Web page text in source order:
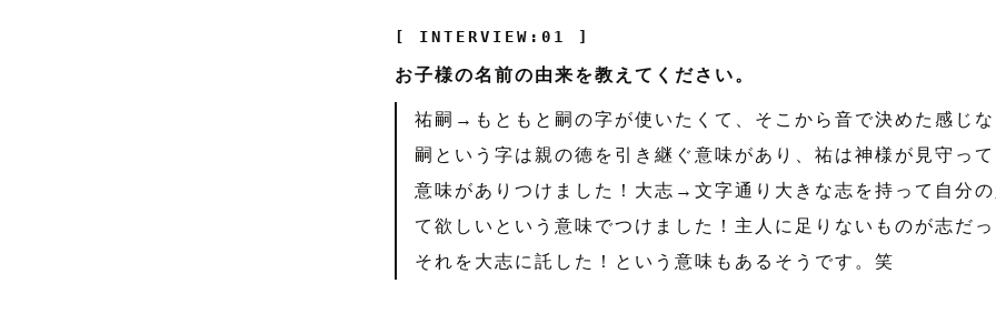
[ INTERVIEW:01 ]
お子様の名前の由来を教えてください。
祐嗣→もともと嗣の字が使いたくて、そこから音で決めた感じな
嗣という字は親の徳を引き継ぐ意味があり、祐は神様が見守って
意味がありつけました！大志→文字通り大きな志を持って自分の
て欲しいという意味でつけました！主人に足りないものが志だっ
それを大志に託した！という意味もあるそうです。笑